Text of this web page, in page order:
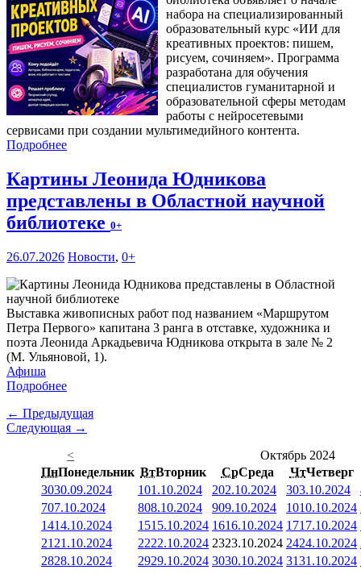
набора на специализированный
образовательный курс «ИИ для
креативных проектов: пишем,
рисуем, сочиняем». Программа
разработана для обучения
специалистов гуманитарной и
образовательной сферы методам
работы с нейросетевыми
сервисами при создании мультимедийного контента.
Подробнее
Картины Леонида Юдникова
представлены в Областной научной
библиотеке 0+
26.07.2026 Новости, 0+
Выставка живописных работ под названием «Маршрутом
Петра Первого» капитана 3 ранга в отставке, художника и
поэта Леонида Аркадьевича Юдникова открыта в зале № 2
(М. Ульяновой, 1).
Афиша
Подробнее
← Предыдущая
Следующая →
<
Октябрь 2024
ПнПонедельник ВтВторник СрСреда ЧтЧетверг
3030.09.2024 101.10.2024 202.10.2024 303.10.2024
707.10.2024 808.10.2024 909.10.2024 1010.10.2024
1414.10.2024 1515.10.2024 1616.10.2024 1717.10.2024
21 21.10.2024 2222.10.2024 2323.10.2024 2424.10.2024
2828.10.2024 2929.10.2024 3030.10.2024 3131.10.2024